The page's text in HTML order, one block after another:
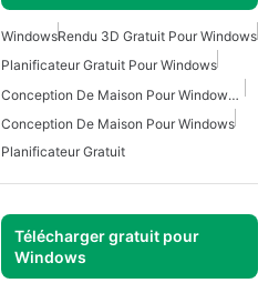
WindowsRendu 3D Gratuit Pour Windows
Planificateur Gratuit Pour Windows
Conception De Maison Pour Windows 10
Conception De Maison Pour Windows
Planificateur Gratuit
Télécharger gratuit pour
Windows